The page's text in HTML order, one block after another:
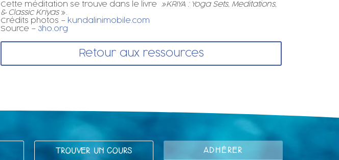
Cette méditation se trouve dans le livre
»KRIYA : Yoga Sets, Meditations,
& Classic Kriyas».
Crédits photos – kundalinimobile.com
Source – 3ho.org
Retour aux ressources
TROUVER UN COURS ADHÉRER